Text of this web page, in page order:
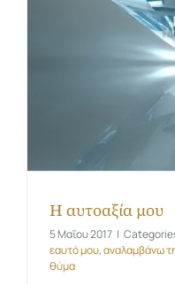
Η αυτοαξία μου
5 Μαΐου 2017 |
εαυτό μου,αναλαμβάνω
θύμα